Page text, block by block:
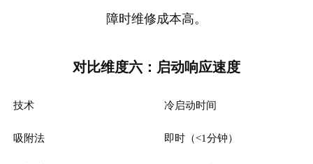
障时维修成本高。
对比维度六：启动响应速度
技术 冷启动时间
吸附法 即时（<1分钟）